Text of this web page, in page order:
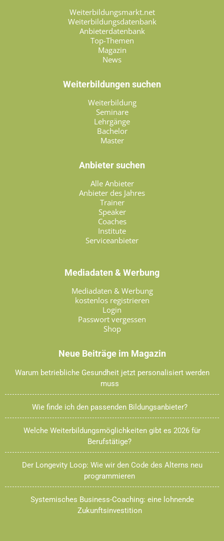
Weiterbildungsmarkt.net
Weiterbildungsdatenbank
Anbieterdatenbank
Top-Themen
Magazin
News
Weiterbildungen suchen
Weiterbildung
Seminare
Lehrgänge
Bachelor
Master
Anbieter suchen
Alle Anbieter
Anbieter des Jahres
Trainer
Speaker
Coaches
Institute
Serviceanbieter
Mediadaten & Werbung
Mediadaten & Werbung
kostenlos registrieren
Login
Passwort vergessen
Shop
Neue Beiträge im Magazin
Warum betriebliche Gesundheit jetzt personalisiert werden
muss
Wie finde ich den passenden Bildungsanbieter?
Welche Weiterbildungsmöglichkeiten gibt es 2026 für
Berufstätige?
Der Longevity Loop: Wie wir den Code des Alterns neu
programmieren
Systemisches Business-Coaching: eine lohnende
Zukunftsinvestition